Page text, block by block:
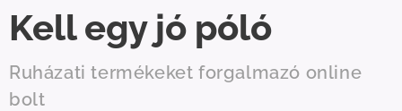
Kell egy jó póló
Ruházati termékeket forgalmazó online
bolt